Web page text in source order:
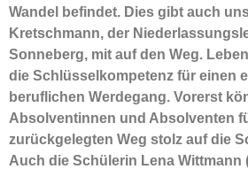
Wandel befindet. Dies gibt auch
Kretschmann, der
Sonneberg, mit auf den Weg.
die Schlüsselkompetenz für einen
beruflichen Werdegang. Vorerst
Absolventinnen und Absolventen
zurückgelegten Weg stolz auf die
Auch die Schülerin Lena Wittmann